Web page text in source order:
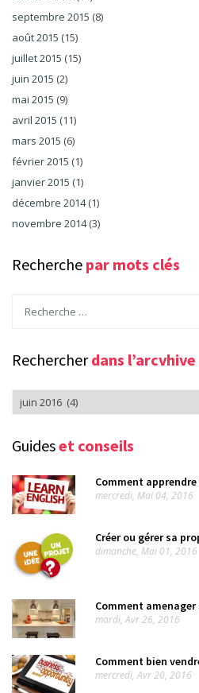
septembre 2015 (8)
août 2015 (15)
juillet 2015 (15)
juin 2015 (2)
mai 2015 (9)
avril 2015 (11)
mars 2015 (6)
février 2015 (1)
janvier 2015 (1)
décembre 2014(1)
novembre 2014(3)
Recherche par mots clés
Rechercherdans l’arcvhive
Rechercher
dans
Guideset conseils
Comment
mercredi, Mai 04, 2016
Créer ou gérer sa
dimanche, Mai 01, 2016
Comment
mardi, Avr 26, 2016
Comment bien
mercredi, Avr 20, 2016